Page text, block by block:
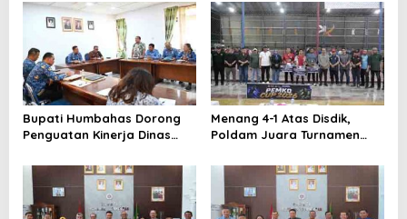
Perluas Perlindungan
Pekerja
Utamakan Profesionalisme
dan Integritas
Bupati Humbahas Dorong
Penguatan Kinerja Dinas
SDM Berkualitas
Menang 4-1 Atas Disdik,
Poldam Juara Turnamen